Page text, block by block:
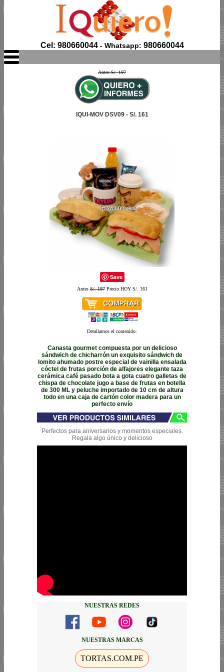
Cel: 980660044- Whatsapp: 980660044
Antes S/. 197
IQUI-MOV DSV09 - S/. 161
Save
AntesS/. 197Precio HOY S/. 161
Detallamos el contenido:
Canasta gourmet compuesta por un delicioso
sándwich de chicharrón un exquisito sándwich de
lomito ahumado postre especial de vainilla ensalada
cóctel de frutas porción de alfajores elegante taza
cerámica café pasado bota a gota cuatro galletas de
chispa de chocolate jugo a base de frutas en botella
de 300 ML y peluche importado de 10 cm de altura
todo en una caja de cartón color madera para un
perfecto envío
Perfectos para aniversarios y momentos especiales.
Regala algo único y delicioso
NUESTRAS REDES
NUESTRAS MARCAS
TORTAS.COM.PE